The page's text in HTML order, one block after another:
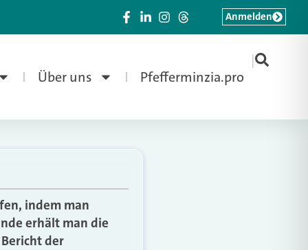
Über uns Pfefferminzia.pro
|
Anmelden
indem man
erhält man die
der